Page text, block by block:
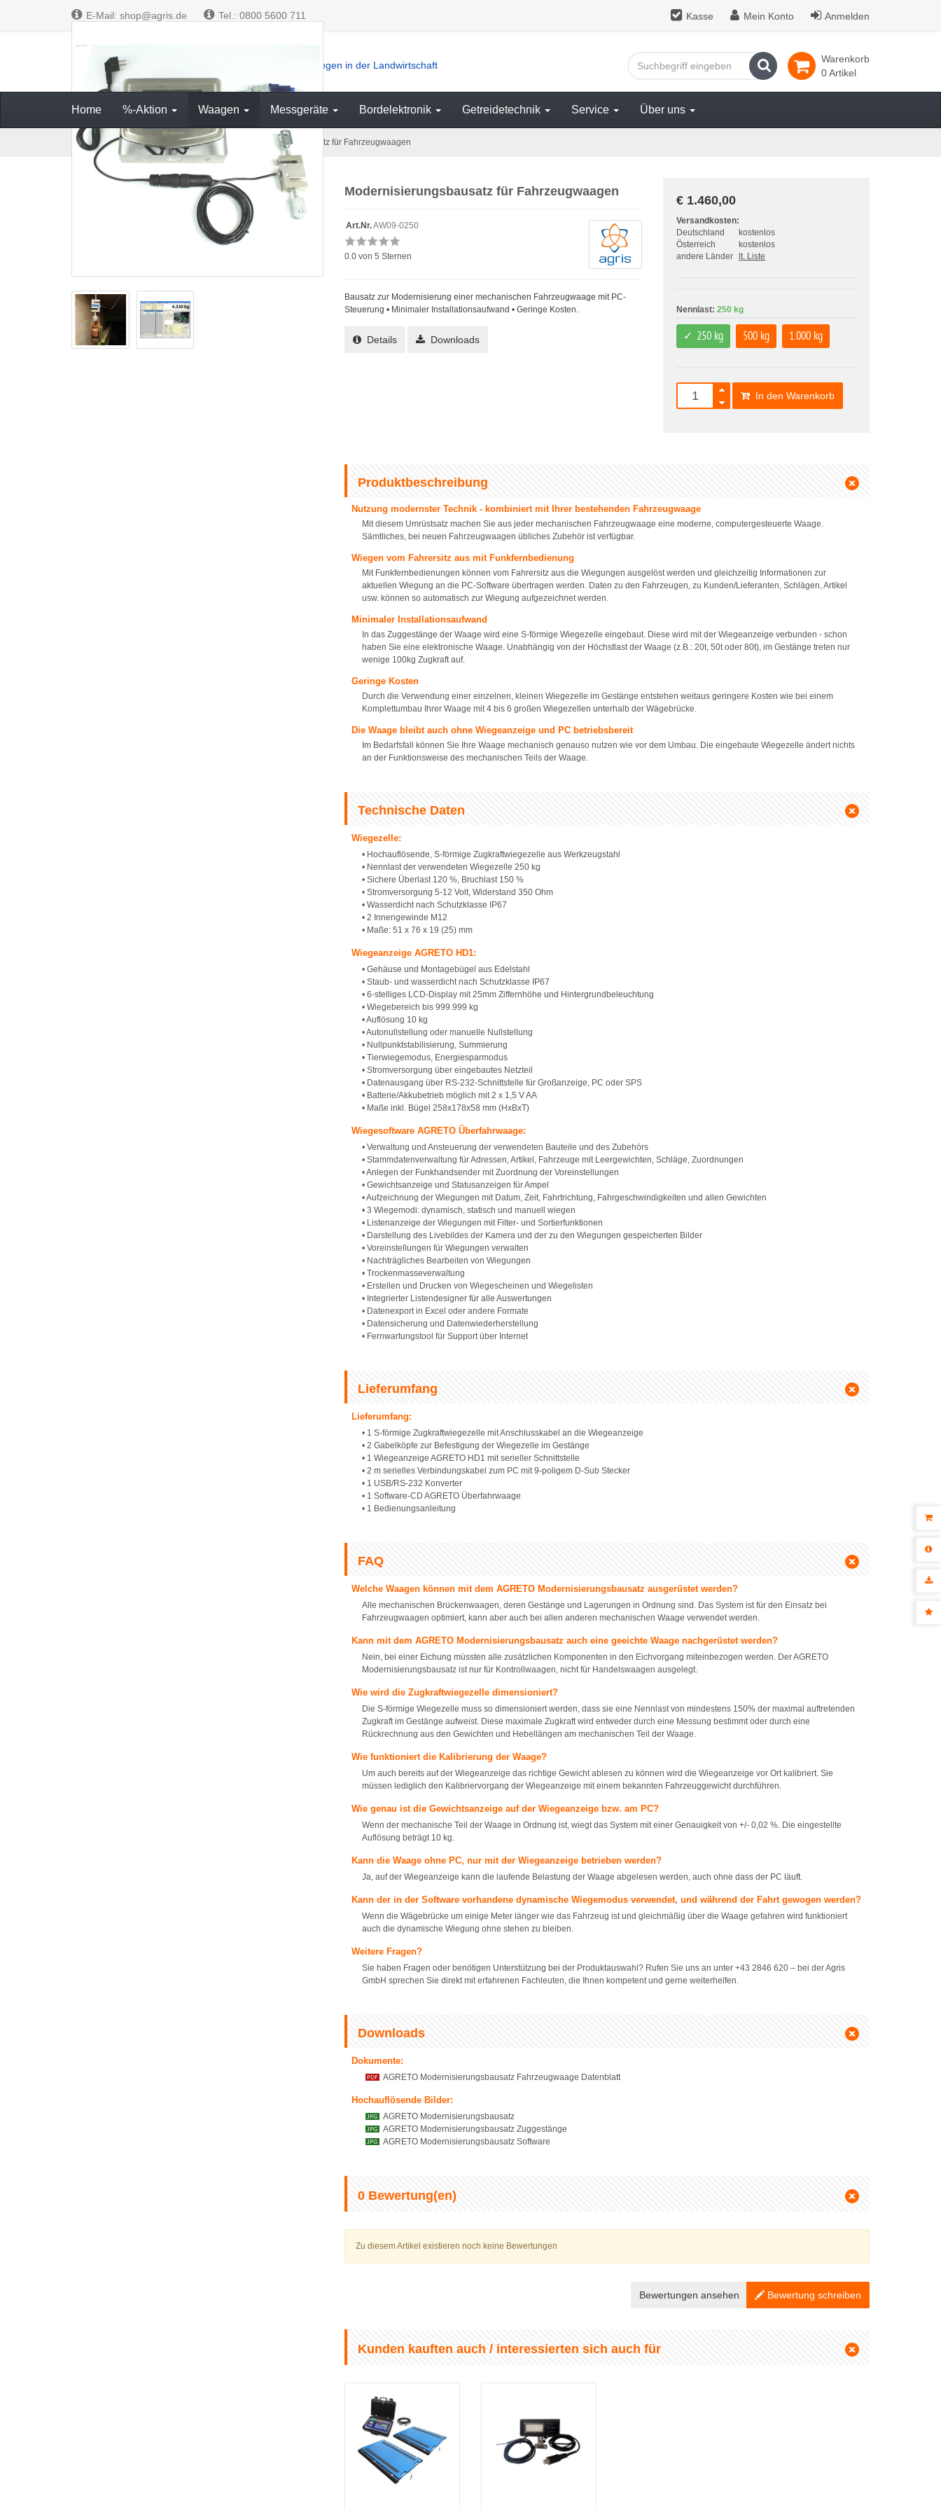
E-Mail: shop@agris.de Tel.: 0800 5600 711 Kasse Mein Konto Anmelden
Messen und Wiegen in der Landwirtschaft
Warenkorb
0 Artikel
Suchen
Home %-Aktion Waagen Messgeräte Bordelektronik Getreidetechnik Service Über uns
S
t
a
Waagen Fahrzeugwaagen Modernisierungsbausatz für Fahrzeugwaagen
€ 1.460,00
Versandkosten:
Deutschland
Österreich
andere Länder
kostenlos
kostenlos
lt. Liste
Nennlast: 250 kg
250 kg 500 kg 1.000 kg
In den Warenkorb
Modernisierungsbausatz für Fahrzeugwaagen
Art.Nr.AW09-0250
0.0 von 5 Sternen
Bausatz zur Modernisierung einer mechanischen Fahrzeugwaage mit PC-
Steuerung • Minimaler Installationsaufwand • Geringe Kosten.
Details Downloads
Produktbeschreibung
Nutzung modernster Technik - kombiniert mit Ihrer bestehenden Fahrzeugwaage
Mit diesem Umrüstsatz machen Sie aus jeder mechanischen Fahrzeugwaage eine moderne, computergesteuerte Waage.
Sämtliches, bei neuen Fahrzeugwaagen übliches Zubehör ist verfügbar.
Wiegen vom Fahrersitz aus mit Funkfernbedienung
Mit Funkfernbedienungen können vom Fahrersitz aus die Wiegungen ausgelöst werden und gleichzeitig Informationen zur
aktuellen Wiegung an die PC-Software übertragen werden. Daten zu den Fahrzeugen, zu Kunden/Lieferanten, Schlägen, Artikel
usw. können so automatisch zur Wiegung aufgezeichnet werden.
Minimaler Installationsaufwand
In das Zuggestänge der Waage wird eine S-förmige Wiegezelle eingebaut. Diese wird mit der Wiegeanzeige verbunden - schon
haben Sie eine elektronische Waage. Unabhängig von der Höchstlast der Waage (z.B.: 20t, 50t oder 80t), im Gestänge treten nur
wenige 100kg Zugkraft auf.
Geringe Kosten
Durch die Verwendung einer einzelnen, kleinen Wiegezelle im Gestänge entstehen weitaus geringere Kosten wie bei einem
Komplettumbau Ihrer Waage mit 4 bis 6 großen Wiegezellen unterhalb der Wägebrücke.
Die Waage bleibt auch ohne Wiegeanzeige und PC betriebsbereit
Im Bedarfsfall können Sie Ihre Waage mechanisch genauso nutzen wie vor dem Umbau. Die eingebaute Wiegezelle ändert nichts
an der Funktionsweise des mechanischen Teils der Waage.
Technische Daten
Wiegezelle:
• Hochauflösende, S-förmige Zugkraftwiegezelle aus Werkzeugstahl
• Nennlast der verwendeten Wiegezelle 250 kg
• Sichere Überlast 120 %, Bruchlast 150 %
• Stromversorgung 5-12 Volt, Widerstand 350 Ohm
• Wasserdicht nach Schutzklasse IP67
• 2 Innengewinde M12
• Maße: 51 x 76 x 19 (25) mm
Wiegeanzeige AGRETO HD1:
• Gehäuse und Montagebügel aus Edelstahl
• Staub- und wasserdicht nach Schutzklasse IP67
• 6-stelliges LCD-Display mit 25mm Ziffernhöhe und Hintergrundbeleuchtung
• Wiegebereich bis 999.999 kg
• Auflösung 10 kg
• Autonullstellung oder manuelle Nullstellung
• Nullpunktstabilisierung, Summierung
• Tierwiegemodus, Energiesparmodus
• Stromversorgung über eingebautes Netzteil
• Datenausgang über RS-232-Schnittstelle für Großanzeige, PC oder SPS
• Batterie/Akkubetrieb möglich mit 2 x 1,5 V AA
• Maße inkl. Bügel 258x178x58 mm (HxBxT)
Wiegesoftware AGRETO Überfahrwaage:
• Verwaltung und Ansteuerung der verwendeten Bauteile und des Zubehörs
• Stammdatenverwaltung für Adressen, Artikel, Fahrzeuge mit Leergewichten, Schläge, Zuordnungen
• Anlegen der Funkhandsender mit Zuordnung der Voreinstellungen
• Gewichtsanzeige und Statusanzeigen für Ampel
• Aufzeichnung der Wiegungen mit Datum, Zeit, Fahrtrichtung, Fahrgeschwindigkeiten und allen Gewichten
• 3 Wiegemodi: dynamisch, statisch und manuell wiegen
• Listenanzeige der Wiegungen mit Filter- und Sortierfunktionen
• Darstellung des Livebildes der Kamera und der zu den Wiegungen gespeicherten Bilder
• Voreinstellungen für Wiegungen verwalten
• Nachträgliches Bearbeiten von Wiegungen
• Trockenmasseverwaltung
• Erstellen und Drucken von Wiegescheinen und Wiegelisten
• Integrierter Listendesigner für alle Auswertungen
• Datenexport in Excel oder andere Formate
• Datensicherung und Datenwiederherstellung
• Fernwartungstool für Support über Internet
Lieferumfang
Lieferumfang:
• 1 S-förmige Zugkraftwiegezelle mit Anschlusskabel an die Wiegeanzeige
• 2 Gabelköpfe zur Befestigung der Wiegezelle im Gestänge
• 1 Wiegeanzeige AGRETO HD1 mit serieller Schnittstelle
• 2 m serielles Verbindungskabel zum PC mit 9-poligem D-Sub Stecker
• 1 USB/RS-232 Konverter
• 1 Software-CD AGRETO Überfahrwaage
• 1 Bedienungsanleitung
FAQ
Welche Waagen können mit dem AGRETO Modernisierungsbausatz ausgerüstet werden?
Alle mechanischen Brückenwaagen, deren Gestänge und Lagerungen in Ordnung sind. Das System ist für den Einsatz bei
Fahrzeugwaagen optimiert, kann aber auch bei allen anderen mechanischen Waage verwendet werden.
Kann mit dem AGRETO Modernisierungsbausatz auch eine geeichte Waage nachgerüstet werden?
Nein, bei einer Eichung müssten alle zusätzlichen Komponenten in den Eichvorgang miteinbezogen werden. Der AGRETO
Modernisierungsbausatz ist nur für Kontrollwaagen, nicht für Handelswaagen ausgelegt.
Wie wird die Zugkraftwiegezelle dimensioniert?
Die S-förmige Wiegezelle muss so dimensioniert werden, dass sie eine Nennlast von mindestens 150% der maximal auftretenden
Zugkraft im Gestänge aufweist. Diese maximale Zugkraft wird entweder durch eine Messung bestimmt oder durch eine
Rückrechnung aus den Gewichten und Hebellängen am mechanischen Teil der Waage.
Wie funktioniert die Kalibrierung der Waage?
Um auch bereits auf der Wiegeanzeige das richtige Gewicht ablesen zu können wird die Wiegeanzeige vor Ort kalibriert. Sie
müssen lediglich den Kalibriervorgang der Wiegeanzeige mit einem bekannten Fahrzeuggewicht durchführen.
Wie genau ist die Gewichtsanzeige auf der Wiegeanzeige bzw. am PC?
Wenn der mechanische Teil der Waage in Ordnung ist, wiegt das System mit einer Genauigkeit von +/- 0,02 %. Die eingestellte
Auflösung beträgt 10 kg.
Kann die Waage ohne PC, nur mit der Wiegeanzeige betrieben werden?
Ja, auf der Wiegeanzeige kann die laufende Belastung der Waage abgelesen werden, auch ohne dass der PC läuft.
Kann der in der Software vorhandene dynamische Wiegemodus verwendet, und während der Fahrt gewogen werden?
Wenn die Wägebrücke um einige Meter länger wie das Fahrzeug ist und gleichmäßig über die Waage gefahren wird funktioniert
auch die dynamische Wiegung ohne stehen zu bleiben.
Weitere Fragen?
Sie haben Fragen oder benötigen Unterstützung bei der Produktauswahl? Rufen Sie uns an unter +43 2846 620 – bei der Agris
GmbH sprechen Sie direkt mit erfahrenen Fachleuten, die Ihnen kompetent und gerne weiterhelfen.
Downloads
Dokumente:
AGRETO Modernisierungsbausatz Fahrzeugwaage Datenblatt
Hochauflösende Bilder:
AGRETO Modernisierungsbausatz
AGRETO Modernisierungsbausatz Zuggestänge
AGRETO Modernisierungsbausatz Software
0 Bewertung(en)
Zu diesem Artikel existieren noch keine Bewertungen
Bewertungen ansehen Bewertung schreiben
Kunden kauften auch / interessierten sich auch für